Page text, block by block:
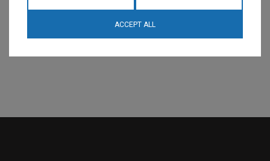
ACCEPT ALL